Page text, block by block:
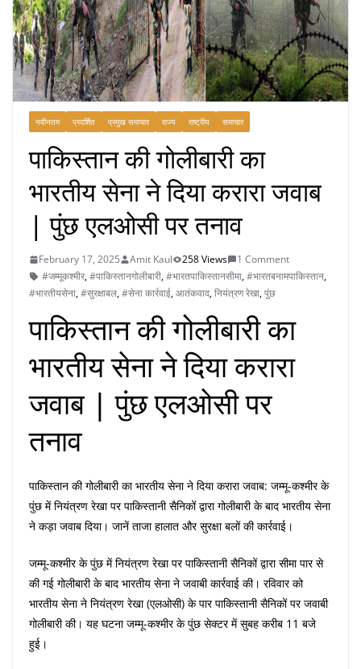
नवीनतम प्रदर्शित प्रमुख समाचार राज्य राष्ट्रीय समाचार
पाकिस्तान की गोलीबारी का
भारतीय सेना ने दिया करारा जवाब
| पुंछ एलओसी पर तनाव
February 17, 2025 Amit Kaul 258 Views
1 Comment
#जम्मूकश्मीर,#पाकिस्तानगोलीबारी,#भारतपाकिस्तानसीमा,#भारतबनामपाकिस्तान,
#भारतीयसेना,#सुरक्षाबल,#सेना कार्रवाई,आतंकवाद,नियंत्रण रेखा,पुंछ
पाकिस्तान की गोलीबारी का
भारतीय सेना ने दिया करारा
जवाब | पुंछ एलओसी पर
तनाव
पाकिस्तान की गोलीबारी का भारतीय सेना ने दिया करारा जवाब: जम्मू-कश्मीर के
पुंछ में नियंत्रण रेखा पर पाकिस्तानी सैनिकों द्वारा गोलीबारी के बाद भारतीय सेना
ने कड़ा जवाब दिया। जानें ताजा हालात और सुरक्षा बलों की कार्रवाई।
जम्मू-कश्मीर के पुंछ में नियंत्रण रेखा पर पाकिस्तानी सैनिकों द्वारा सीमा पार से
की गई गोलीबारी के बाद भारतीय सेना ने जवाबी कार्रवाई की। रविवार को
भारतीय सेना ने नियंत्रण रेखा (एलओसी) के पार पाकिस्तानी सैनिकों पर जवाबी
गोलीबारी की। यह घटना जम्मू-कश्मीर के पुंछ सेक्टर में सुबह करीब 11 बजे
हुई।